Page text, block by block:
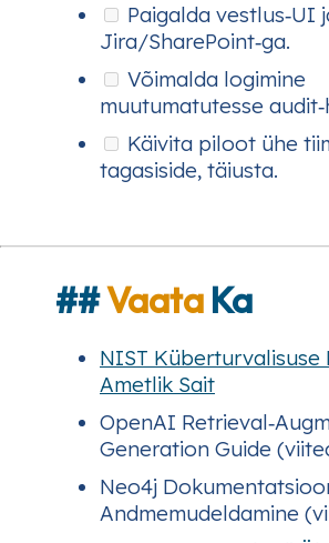
Paigalda vestlus‑UI
Jira/SharePoint‑ga.
Võimalda logimine
muutumatutesse
Käivita piloot ühe
tagasiside, täiusta.
##Vaata Ka
NIST Küberturvalisuse
Ametlik Sait
OpenAI
Generation Guide
Neo4j
Andmemudeldamine